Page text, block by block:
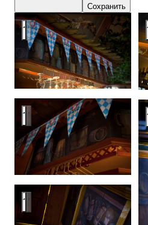
Сохранить
Bar
Bar
Bar